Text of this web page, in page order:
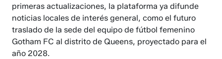
primeras actualizaciones, la plataforma ya difunde
noticias locales de interés general, como el futuro
traslado de la sede del equipo de fútbol femenino
Gotham FC al distrito de Queens, proyectado para el
año 2028.